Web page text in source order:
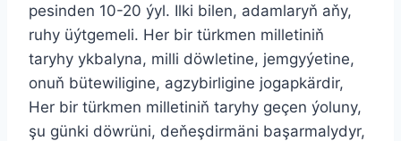
pesinden 10-20 ýyl. Ilki bilen, adamlaryň aňy,
ruhy üýtgemeli. Her bir türkmen milletiniň
taryhy ykbalyna, milli döwletine, jemgyýetine,
onuň bütewiligine, agzybirligine jogapkärdir,
Her bir türkmen milletiniň taryhy geçen ýoluny,
şu günki döwrüni, deňeşdirmäni başarmalydyr,